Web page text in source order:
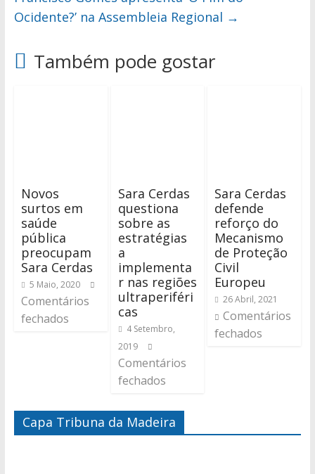
Ocidente?’ na Assembleia Regional →
Também pode gostar
Novos
surtos em
saúde
pública
preocupam
Sara Cerdas
5 Maio, 2020
Comentários
fechados
Sara Cerdas
questiona
sobre as
estratégias
a
implementa
r nas regiões
ultraperiféri
cas
4 Setembro,
2019
Comentários
fechados
Sara Cerdas
defende
reforço do
Mecanismo
de Proteção
Civil
Europeu
26 Abril, 2021
Comentários
fechados
Capa Tribuna da Madeira